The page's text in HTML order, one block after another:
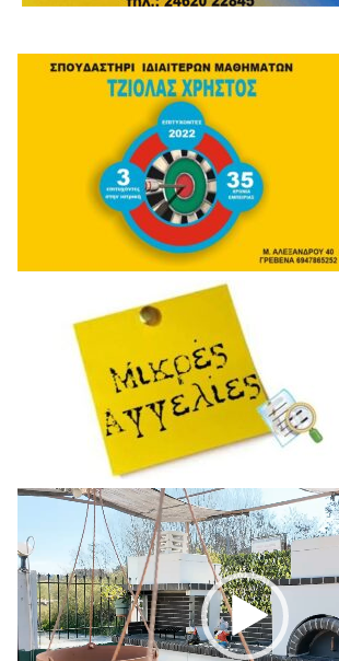
Πρόγραμμα
Αναπαραγωγής
Βίντεο